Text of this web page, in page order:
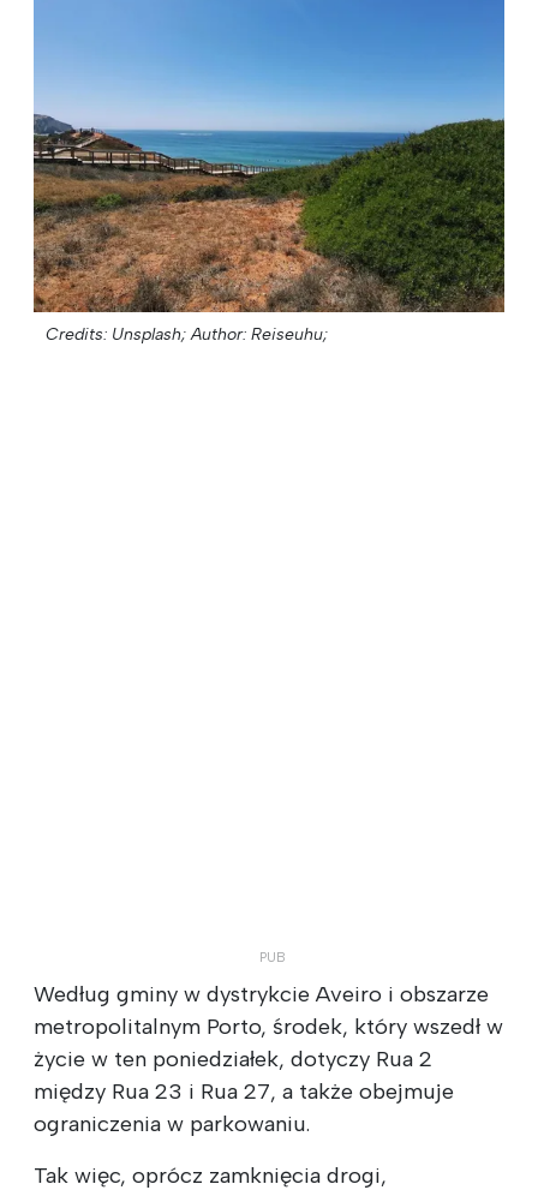
Credits: Unsplash; Author: Reiseuhu;
Według gminy w dystrykcie Aveiro i obszarze
metropolitalnym Porto, środek, który wszedł w
życie w ten poniedziałek, dotyczy Rua 2
między Rua 23 i Rua 27, a także obejmuje
ograniczenia w parkowaniu.
Tak więc, oprócz zamknięcia drogi,